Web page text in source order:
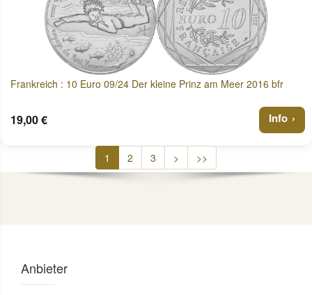
Frankreich : 10 Euro 09/24 Der kleine Prinz am Meer 2016 bfr
19,00 € Info
1 2 3 > >>
Anbieter